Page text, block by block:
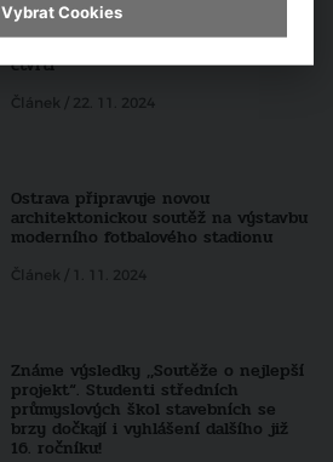
Florenc se změní: Mezinárodní
soutěže hledají podobu nové městské
čtvrti
Článek / 22. 11. 2024
Ostrava připravuje novou
architektonickou soutěž na výstavbu
moderního fotbalového stadionu
Článek / 1. 11. 2024
Známe výsledky ,,Soutěže o nejlepší
projekt“. Studenti středních
průmyslových škol stavebních se
brzy dočkají i vyhlášení dalšího již
16. ročníku!
Vybrat Cookies